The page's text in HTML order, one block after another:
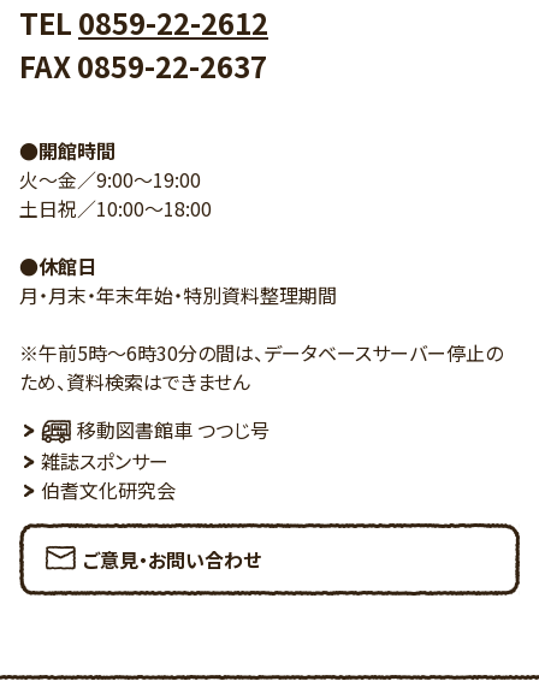
TEL 0859-22-2612
FAX 0859-22-2637
●開館時間
火～金／9:00～19:00
土日祝／10:00～18:00
●休館日
月・月末・年末年始・特別資料整理期間
※午前5時～6時30分の間は、データベースサーバー停止の
ため、資料検索はできません
移動図書館車 つつじ号
雑誌スポンサー
伯耆文化研究会
ご意見・お問い合わせ